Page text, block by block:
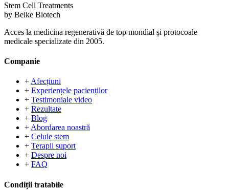
Stem Cell Treatments
by Beike Biotech
Acces la medicina regenerativă de top mondial și protocoale
medicale specializate din 2005.
Companie
+ Afecțiuni
+ Experiențele pacienților
+ Testimoniale video
+ Rezultate
+ Blog
+ Abordarea noastră
+ Celule stem
+ Terapii suport
+ Despre noi
+ FAQ
Condiții tratabile